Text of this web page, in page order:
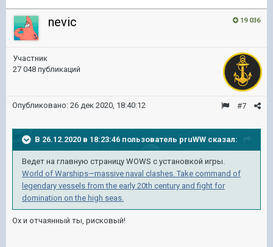
19 036
nevic
Участник
27 048 публикаций
#7
Опубликовано: 26 дек 2020, 18:40:12
В 26.12.2020 в 18:23:46 пользователь pruWW сказал:
Ведет на главную страницу WOWS c установкой игры.
World of Warships—massive naval clashes. Take command of
legendary vessels from the early 20th century and fight for
domination on the high seas.
Ох и отчаянный ты, рисковый!